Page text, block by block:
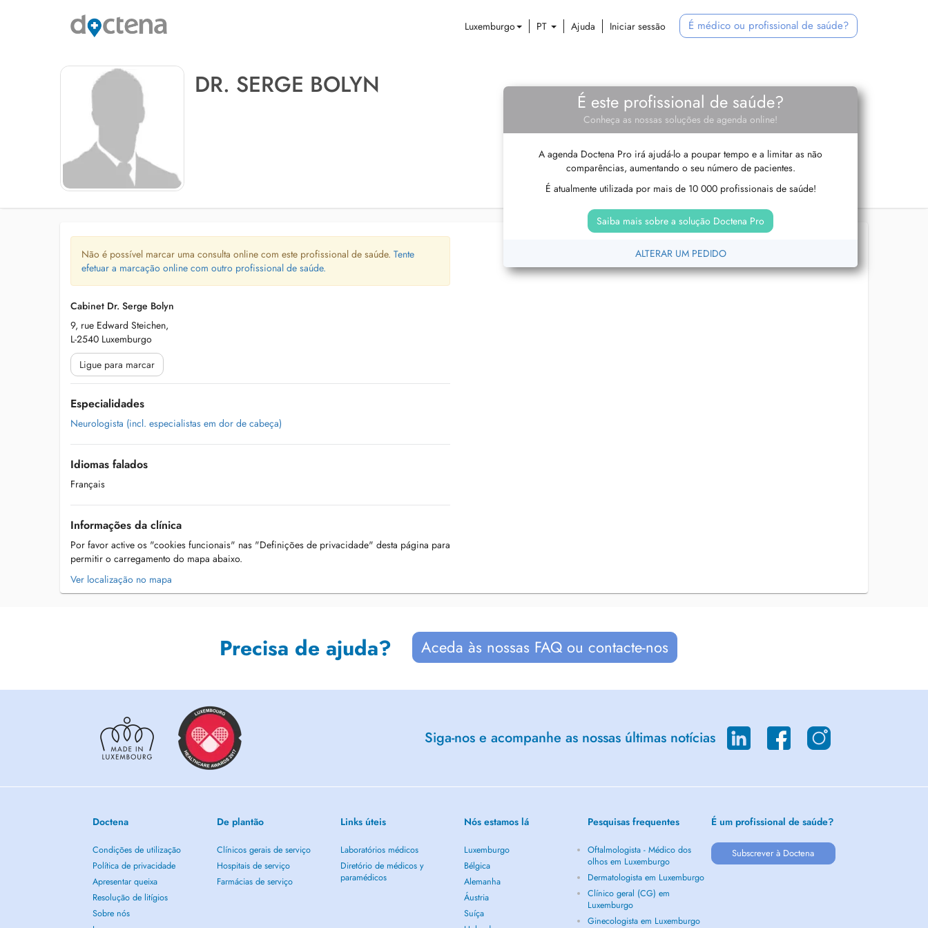
Luxemburgo PT Ajuda Iniciar sessão É médico ou profissional de saúde?
DR. SERGE BOLYN
É este profissional de saúde?
Conheça as nossas soluções de agenda online!
A agenda Doctena Pro irá ajudá-lo a poupar tempo e a limitar as não
comparências, aumentando o seu número de pacientes.
É atualmente utilizada por mais de 10 000 profissionais de saúde!
Saiba mais sobre a solução Doctena Pro
ALTERAR UM PEDIDO
Não é possível marcar uma consulta online com este profissional de saúde. Tente
efetuar a marcação online com outro profissional de saúde.
Cabinet Dr. Serge Bolyn
9, rue Edward Steichen,
L-2540 Luxemburgo
Ligue para marcar
Especialidades
Neurologista (incl. especialistas em dor de cabeça)
Idiomas falados
Français
Informações da clínica
Por favor active os "cookies funcionais" nas "Definições de privacidade" desta página para
permitir o carregamento do mapa abaixo.
Ver localização no mapa
Precisa de ajuda? Aceda às nossas FAQ ou contacte-nos
Siga-nos e acompanhe as nossas últimas notícias
Doctena
Condições de utilização
Política de privacidade
Apresentar queixa
Resolução de litígios
Sobre nós
De plantão
Clínicos gerais de serviço
Hospitais de serviço
Farmácias de serviço
Links úteis
Laboratórios médicos
Diretório de médicos y
paramédicos
Nós estamos lá
Luxemburgo
Bélgica
Alemanha
Áustria
Suíça
Pesquisas frequentes
Oftalmologista - Médico dos
olhos em Luxemburgo
Dermatologista em Luxemburgo
Clínico geral (CG) em
Luxemburgo
Ginecologista em Luxemburgo
É um profissional de saúde?
Subscrever à Doctena